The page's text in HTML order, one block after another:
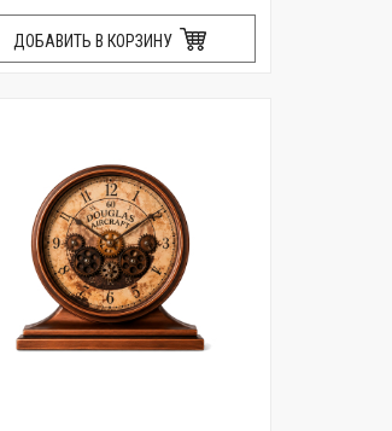
ДОБАВИТЬ В КОРЗИНУ